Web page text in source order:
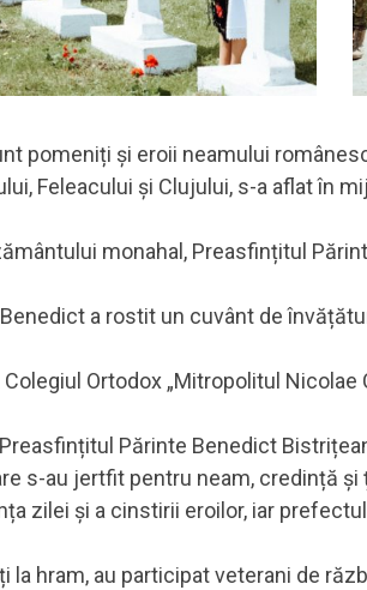
pomeniți și eroii neamului
Feleacului și Clujului, s-a aflat în
monahal, Preasfințitul
a rostit un cuvânt de
Ortodox „Mitropolitul Nicolae
Părinte Benedict
s-au jertfit pentru neam, credință și
zilei și a cinstirii eroilor, iar
hram, au participat veterani de